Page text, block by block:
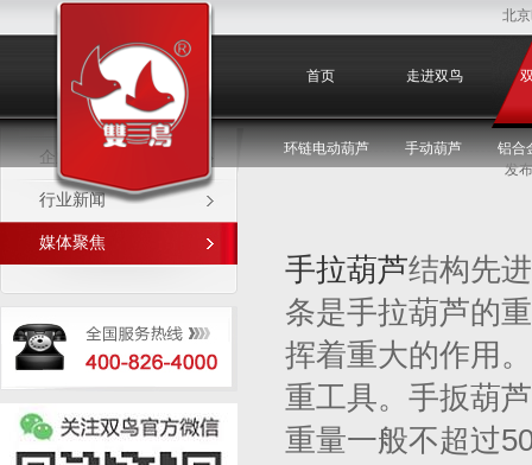
北
首页 走进双鸟
环链电动葫芦 手动葫芦 铝合
媒体聚焦
企业新闻
行业新闻
媒体聚焦
发
手拉葫芦结构先
条是手拉葫芦的
挥着重大的作用。
重工具。手扳葫
重量一般不超过